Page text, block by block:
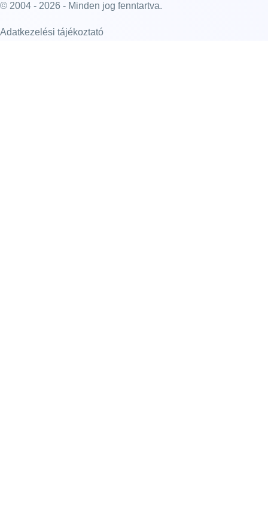
© 2004 - 2026 - Minden jog fenntartva.
Adatkezelési tájékoztató